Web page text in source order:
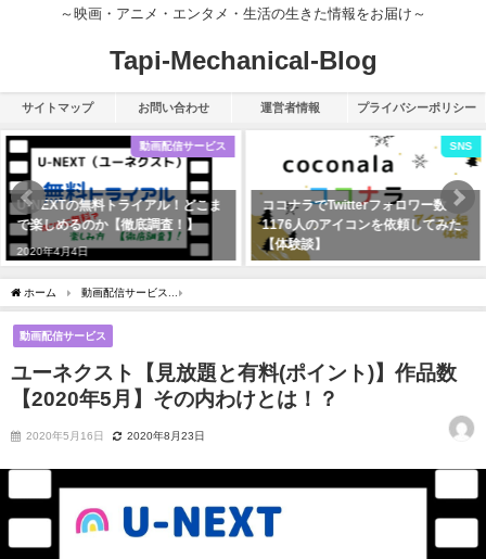
～映画・アニメ・エンタメ・生活の生きた情報をお届け～
Tapi-Mechanical-Blog
サイトマップ お問い合わせ 運営者情報 プライバシーポリシー
SNS
ココナラでTwitterフォロワー数
1176人のアイコンを依頼してみた
【体験談】
動画配信サービス
U-NEXT無料トライアル！今すぐ視
聴できる【5分で簡単な登録方法】
紹介
ホーム 動画配信サービス
動画配信サービス
ユーネクスト【見放題と有料(ポイント)】作品数
【2020年5月】その内わけとは！？
2020年5月16日 2020年8月23日